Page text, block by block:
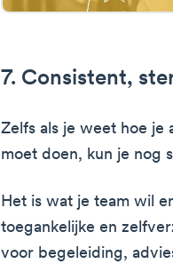
7. Consistent,
Zelfs als je weet hoe je
moet doen, kun je nog
Het is wat je team wil
toegankelijke en
voor begeleiding,